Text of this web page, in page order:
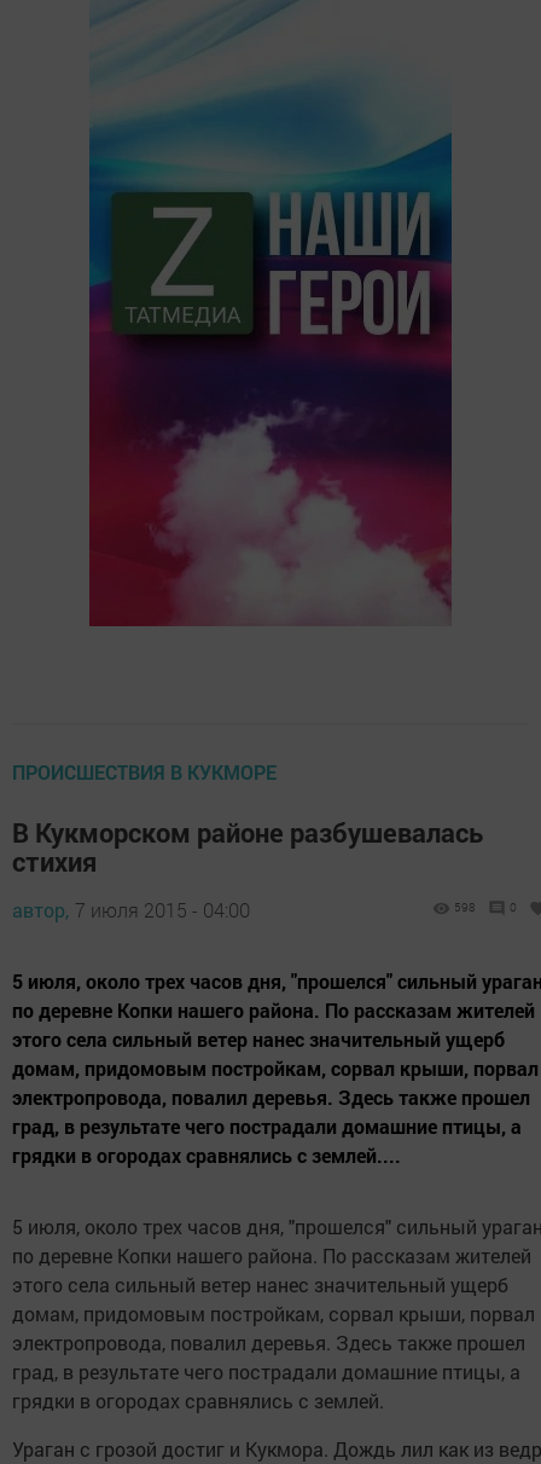
ПРОИСШЕСТВИЯ В КУКМОРЕ
В Кукморском районе разбушевалась
стихия
автор, 7 июля 2015 - 04:00 598 0
5 июля, около трех часов дня, "прошелся" сильный
по деревне Копки нашего района. По рассказам жителей
этого села сильный ветер нанес значительный ущерб
домам, придомовым постройкам, сорвал крыши, порвал
электропровода, повалил деревья. Здесь также прошел
град, в результате чего пострадали домашние птицы, а
грядки в огородах сравнялись с землей....
5 июля, около трех часов дня, "прошелся" сильный
по деревне Копки нашего района. По рассказам жителей
этого села сильный ветер нанес значительный ущерб
домам, придомовым постройкам, сорвал крыши, порвал
электропровода, повалил деревья. Здесь также прошел
град, в результате чего пострадали домашние птицы, а
грядки в огородах сравнялись с землей.
Ураган с грозой достиг и Кукмора. Дождь лил как из